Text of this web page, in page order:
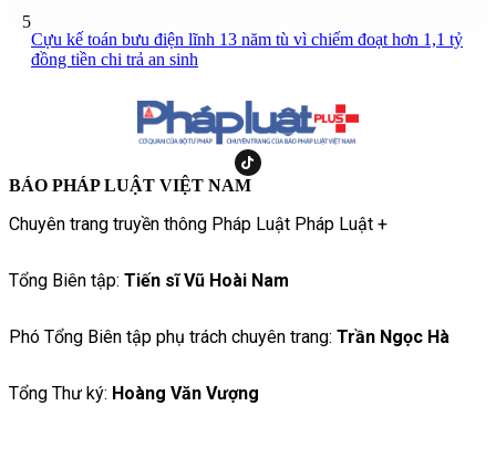
5
Cựu kế toán bưu điện lĩnh 13 năm tù vì chiếm đoạt hơn 1,1 tỷ
đồng tiền chi trả an sinh
BÁO PHÁP LUẬT VIỆT NAM
Chuyên trang truyền thông Pháp Luật Pháp Luật +
Tổng Biên tập: Tiến sĩ Vũ Hoài Nam
Phó Tổng Biên tập phụ trách chuyên trang: Trần Ngọc Hà
Tổng Thư ký: Hoàng Văn Vượng